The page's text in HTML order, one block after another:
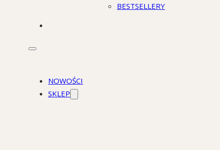
BESTSELLERY
NOWOŚCI
SKLEP